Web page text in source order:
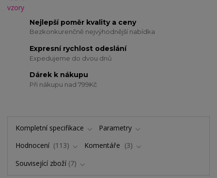
Nejlepší poměr kvality a ceny
Bezkonkurenčně nejvýhodnější nabídka
Expresní rychlost odeslání
Expedujeme do dvou dnů
Dárek k nákupu
Při nákupu nad 799Kč
Kompletní specifikace
Parametry
Hodnocení
113 Komentáře
3
Související zboží 7